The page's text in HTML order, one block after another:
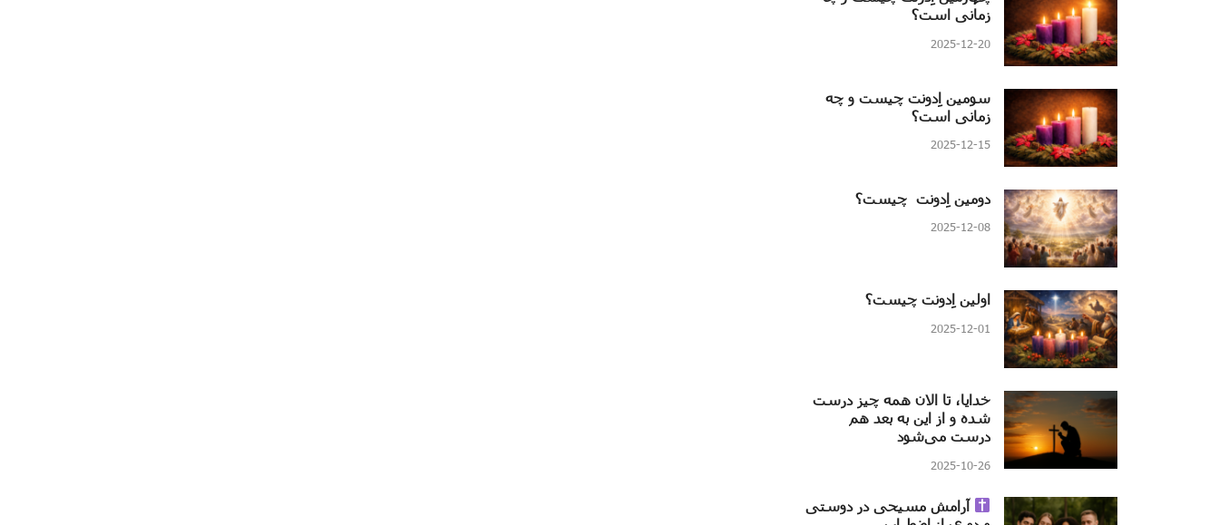
زمانی است؟
2025-12-20
سومین اِدونت چیست و چه
زمانی است؟
2025-12-15
دومین اِدونت چیست؟
2025-12-08
اولین اِدونت چیست؟
2025-12-01
خدایا، تا الان همه چیز درست
شده و از این به بعد هم
درست می‌شود
2025-10-26
آرامش مسیحی در دوستی